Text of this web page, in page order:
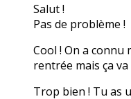
Salut !
Pas de problème !
Cool ! On a connu
rentrée mais ça
Trop bien ! Tu as